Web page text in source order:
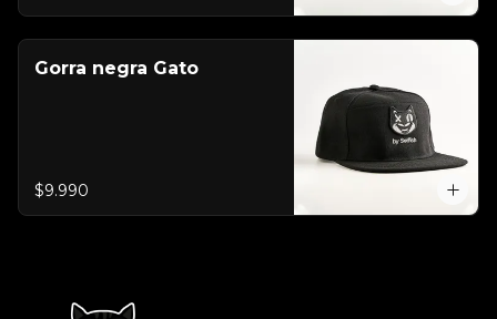
Gorra negra Gato
$9.990